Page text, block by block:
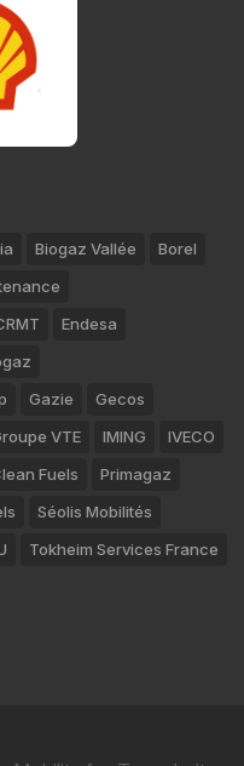
Biogaz Vallée
Borel
Endesa
Gazie
Gecos
VTE IMING
IVECO
Fuels
Primagaz
Séolis Mobilités
Tokheim Services France